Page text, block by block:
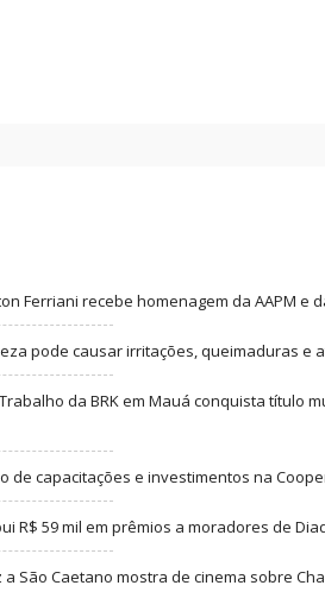
Ferriani recebe homenagem da AAPM e
pode causar irritações, queimaduras e
da BRK em Mauá conquista título
de capacitações e investimentos na
R$ 59 mil em prêmios a moradores de
São Caetano mostra de cinema sobre